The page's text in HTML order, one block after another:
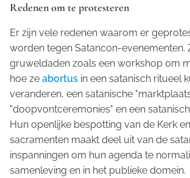
Redenen om te protesteren
Er zijn vele redenen waarom er
worden tegen Satancon-evenementen.
gruweldaden zoals een workshop om
hoe ze abortus in een satanisch ritueel
veranderen, een satanische
"doopvontceremonies" en een
Hun openlijke bespotting van de Kerk
sacramenten maakt deel uit van de
inspanningen om hun agenda te
samenleving en in het publieke domein.